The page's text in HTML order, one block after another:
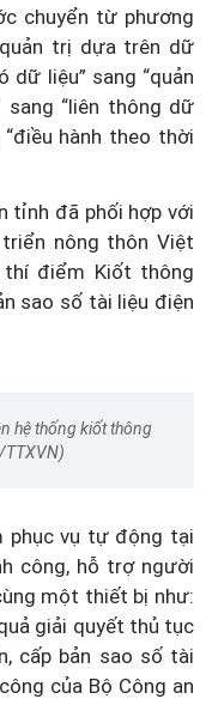
chuyển từ phương
trị dựa trên dữ
dữ liệu” sang “quản
sang “liên thông dữ
hành theo thời
tỉnh đã phối hợp với
triển nông thôn Việt
thí điểm Kiốt thông
sao số tài liệu điện
hệ thống kiốt thông
vụ tự động tại
công, hỗ trợ người
một thiết bị như:
giải quyết thủ tục
cấp bản sao số tài
của Bộ Công an